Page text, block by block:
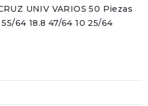
UNIV VARIOS 50 Piezas
64 18.8 47/64 10 25/64